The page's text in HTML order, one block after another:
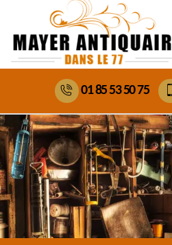
01 85 53 50 75